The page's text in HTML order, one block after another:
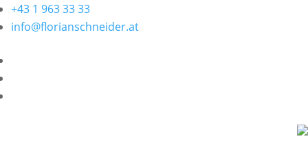
+43 1 963 33 33
info@florianschneider.at